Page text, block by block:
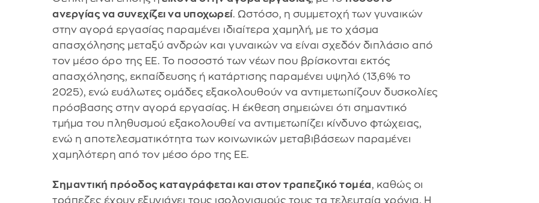
ανεργίας να συνεχίζει να υποχωρεί. Ωστόσο, η συμμετοχή των γυναικών
στην αγορά εργασίας παραμένει ιδιαίτερα χαμηλή, με το χάσμα
απασχόλησης μεταξύ ανδρών και γυναικών να είναι σχεδόν διπλάσιο από
τον μέσο όρο της ΕΕ. Το ποσοστό των νέων που βρίσκονται εκτός
απασχόλησης, εκπαίδευσης ή κατάρτισης παραμένει υψηλό (13,6% το
2025), ενώ ευάλωτες ομάδες εξακολουθούν να αντιμετωπίζουν δυσκολίες
πρόσβασης στην αγορά εργασίας. Η έκθεση σημειώνει ότι σημαντικό
τμήμα του πληθυσμού εξακολουθεί να αντιμετωπίζει κίνδυνο φτώχειας,
ενώ η αποτελεσματικότητα των κοινωνικών μεταβιβάσεων παραμένει
χαμηλότερη από τον μέσο όρο της ΕΕ.
Σημαντική πρόοδος καταγράφεται και στον τραπεζικό τομέα, καθώς οι
τράπεζες έχουν εξυγιάνει τους ισολογισμούς τους τα τελευταία χρόνια. Η